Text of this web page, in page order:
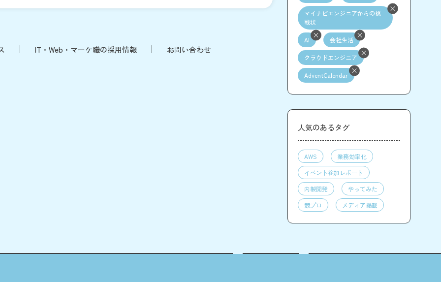
IT・Web・マーケ職の採用情報 お問い合わせ
マイナビエンジニアからの挑
戦状
AI 会社生活
クラウドエンジニア
AdventCalendar
人気のあるタグ
AWS
業務効率化
イベント参加レポート
内製開発
やってみた
競プロ
メディア掲載